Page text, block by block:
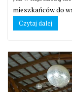
mieszkańców do
Czytaj dalej